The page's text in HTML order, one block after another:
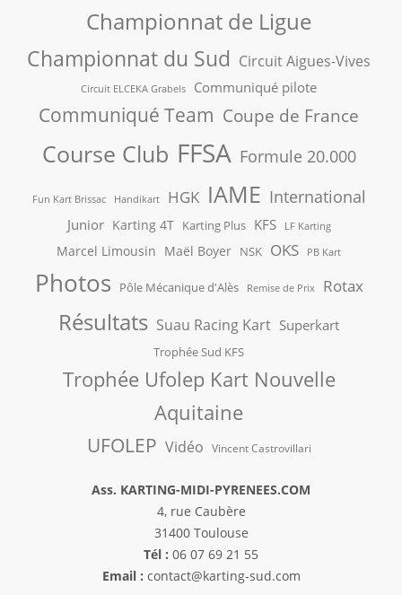
Championnat de Ligue
Championnat du Sud Circuit Aigues-Vives
Circuit ELCEKA Grabels Communiqué pilote
Communiqué Team Coupe de France
Course Club FFSA Formule 20.000
Fun Kart Brissac Handikart HGK IAME International
Junior Karting 4T Karting Plus KFS LF Karting
Marcel Limousin Maël Boyer NSK OKS PB Kart
Photos Pôle Mécanique d'Alès Remise de Prix Rotax
Résultats Suau Racing Kart Superkart
Trophée Sud KFS
Trophée Ufolep Kart Nouvelle
Aquitaine
UFOLEP Vidéo Vincent Castrovillari
Ass. KARTING-MIDI-PYRENEES.COM
4, rue Caubère
31400 Toulouse
Tél : 06 07 69 21 55
Email : contact@karting-sud.com